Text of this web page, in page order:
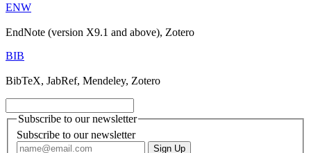
ENW
EndNote (version X9.1 and above), Zotero
BIB
BibTeX, JabRef, Mendeley, Zotero
Subscribe to our newsletter
Subscribe to our newsletter